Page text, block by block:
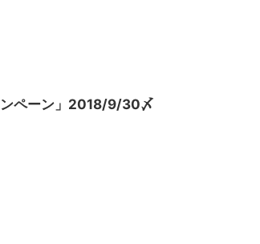
ンペーン」2018/9/30〆